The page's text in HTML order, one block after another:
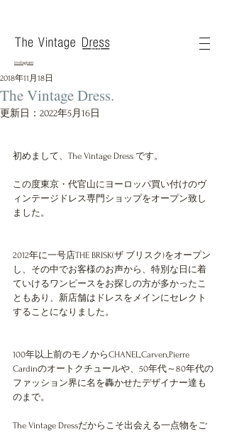
instagram
The Vintage Dress.
2018年11月18日
更新日： 2022年5月16日
初めまして、The Vintage Dress です。
この度東京・代官山にヨーロッパ買い付けのヴ
ィンテージドレス専門ショップをオープン致し
ました。
2012年に一号店THE BRISK(ザ ブリスク)をオープン
し、その中でお客様のお声から、特別な日に着
ていけるワンピースをお探しの方が多かったこ
ともあり、新店舗はドレスをメインにセレクト
することになりました。
100年以上前のモノからCHANEL,Carven,Pierre
Cardinのオートクチュールや、50年代～80年代の
ファッション界に名を轟かせたデザイナー達も
のまで。
The Vintage Dressだからこそ出会える一点物をご